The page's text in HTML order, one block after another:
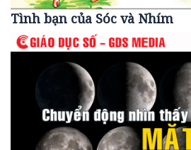
Tình bạn của Sóc và Nhím